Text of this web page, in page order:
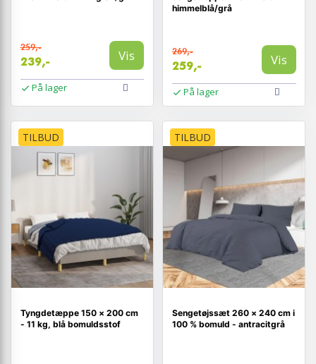
259,-
239,- Vis
På lager
himmelblå/grå
269,-
259,- Vis
På lager
TILBUD
Tyngdetæppe 150 × 200 cm
- 11 kg, blå bomuldsstof
TILBUD
Sengetøjssæt 260 × 240 cm i
100 % bomuld - antracitgrå